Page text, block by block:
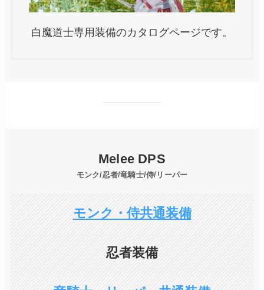
白魔道士専用装備のカタログページです。
Melee DPS
モンク/忍者/竜騎士/侍/リーパー
モンク・侍共通装備
忍者装備